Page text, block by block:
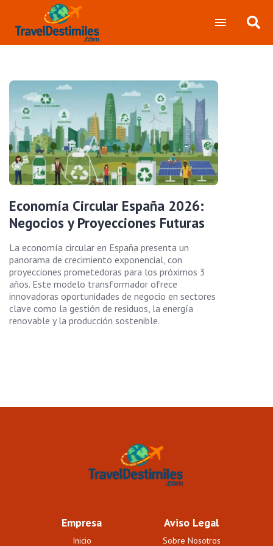
Economía Circular España 2026:
Negocios y Proyecciones Futuras
La economía circular en España presenta un
panorama de crecimiento exponencial, con
proyecciones prometedoras para los próximos 3
años. Este modelo transformador ofrece
innovadoras oportunidades de negocio en sectores
clave como la gestión de residuos, la energía
renovable y la producción sostenible.
Empresa
Inicio
Aviso Legal
Sobre Nosotros